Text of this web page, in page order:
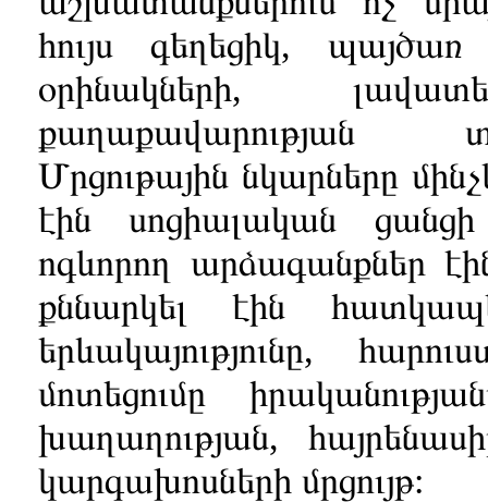
հույս գեղեցիկ,
օրինակների,
քաղաքավարության
Մրցութային նկարները
էին սոցիալական
ոգևորող արձագանքներ
քննարկել էին
երևակայությունը,
մոտեցումը
խաղաղության,
կարգախոսների մրցույթ: